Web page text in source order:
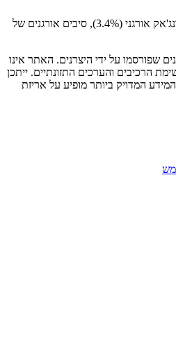
מים מטוהרים (95.6%), קמח קונג'אק אורגני (3.4%), סיבים אורגנים של
שפורסמו על ידי היצרנים. האתר אינו
הרכיבים והערכים התזונתיים. ייתכן
המדויק ביותר מופיע על אריזת
מש